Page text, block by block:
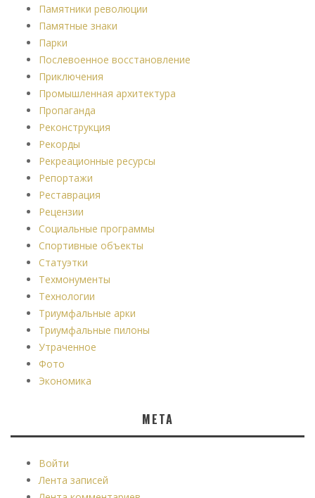
Памятники революции
Памятные знаки
Парки
Послевоенное восстановление
Приключения
Промышленная архитектура
Пропаганда
Реконструкция
Рекорды
Рекреационные ресурсы
Репортажи
Реставрация
Рецензии
Социальные программы
Спортивные объекты
Статуэтки
Техмонументы
Технологии
Триумфальные арки
Триумфальные пилоны
Утраченное
Фото
Экономика
МЕТА
Войти
Лента записей